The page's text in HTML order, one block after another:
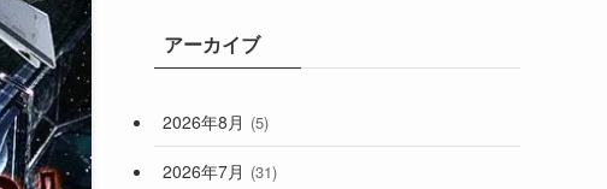
(33)
(248)
アーカイブ
2026年8月 (5)
2026年7月 (31)